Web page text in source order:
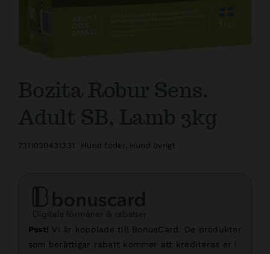
Bozita Robur Sens.
Adult SB, Lamb 3kg
7311030431331 Hund foder , Hund övrigt
Psst! Vi är kopplade till BonusCard. De produkter
som berättigar rabatt kommer att krediteras er i